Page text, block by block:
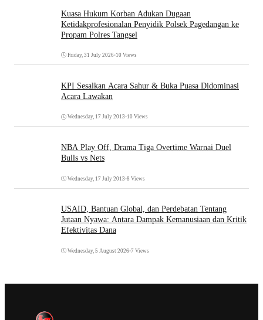
Kuasa Hukum Korban Adukan Dugaan
Ketidakprofesionalan Penyidik Polsek Pagedangan ke
Propam Polres Tangsel
Friday, 31 July 2026•10 Views
KPI Sesalkan Acara Sahur & Buka Puasa Didominasi
Acara Lawakan
Wednesday, 17 July 2013 •10 Views
NBA Play Off, Drama Tiga Overtime Warnai Duel
Bulls vs Nets
Wednesday, 17 July 2013 •8 Views
USAID, Bantuan Global, dan Perdebatan Tentang
Jutaan Nyawa: Antara Dampak Kemanusiaan dan Kritik
Efektivitas Dana
Wednesday, 5 August 2026•7 Views